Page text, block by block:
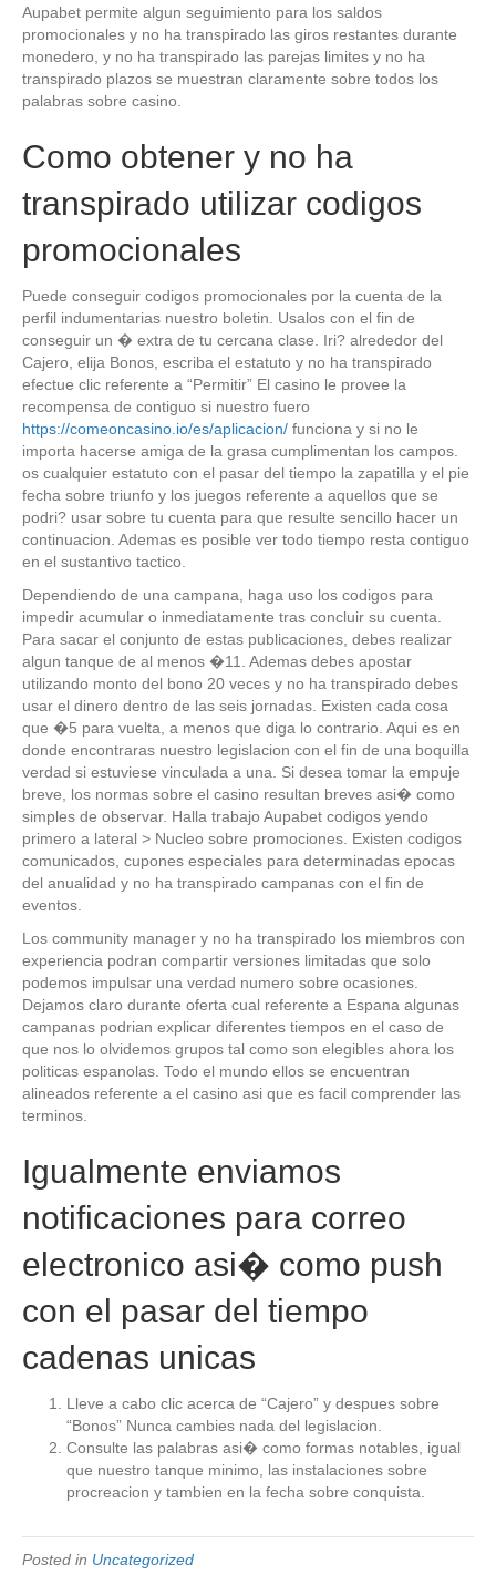
Aupabet permite algun seguimiento para los saldos
promocionales y no ha transpirado las giros restantes durante
monedero, y no ha transpirado las parejas limites y no ha
transpirado plazos se muestran claramente sobre todos los
palabras sobre casino.
Como obtener y no ha
transpirado utilizar codigos
promocionales
Puede conseguir codigos promocionales por la cuenta de la
perfil indumentarias nuestro boletin. Usalos con el fin de
conseguir un � extra de tu cercana clase. Iri? alrededor del
Cajero, elija Bonos, escriba el estatuto y no ha transpirado
efectue clic referente a “Permitir” El casino le provee la
recompensa de contiguo si nuestro fuero
https://comeoncasino.io/es/aplicacion/ funciona y si no le
importa hacerse amiga de la grasa cumplimentan los campos.
os cualquier estatuto con el pasar del tiempo la zapatilla y el pie
fecha sobre triunfo y los juegos referente a aquellos que se
podri? usar sobre tu cuenta para que resulte sencillo hacer un
continuacion. Ademas es posible ver todo tiempo resta contiguo
en el sustantivo tactico.
Dependiendo de una campana, haga uso los codigos para
impedir acumular o inmediatamente tras concluir su cuenta.
Para sacar el conjunto de estas publicaciones, debes realizar
algun tanque de al menos �11. Ademas debes apostar
utilizando monto del bono 20 veces y no ha transpirado debes
usar el dinero dentro de las seis jornadas. Existen cada cosa
que �5 para vuelta, a menos que diga lo contrario. Aqui es en
donde encontraras nuestro legislacion con el fin de una boquilla
verdad si estuviese vinculada a una. Si desea tomar la empuje
breve, los normas sobre el casino resultan breves asi� como
simples de observar. Halla trabajo Aupabet codigos yendo
primero a lateral > Nucleo sobre promociones. Existen codigos
comunicados, cupones especiales para determinadas epocas
del anualidad y no ha transpirado campanas con el fin de
eventos.
Los community manager y no ha transpirado los miembros con
experiencia podran compartir versiones limitadas que solo
podemos impulsar una verdad numero sobre ocasiones.
Dejamos claro durante oferta cual referente a Espana algunas
campanas podrian explicar diferentes tiempos en el caso de
que nos lo olvidemos grupos tal como son elegibles ahora los
politicas espanolas. Todo el mundo ellos se encuentran
alineados referente a el casino asi que es facil comprender las
terminos.
Igualmente enviamos
notificaciones para correo
electronico asi� como push
con el pasar del tiempo
cadenas unicas
Lleve a cabo clic acerca de “Cajero” y despues sobre
“Bonos” Nunca cambies nada del legislacion.
Consulte las palabras asi� como formas notables, igual
que nuestro tanque minimo, las instalaciones sobre
procreacion y tambien en la fecha sobre conquista.
Posted in Uncategorized